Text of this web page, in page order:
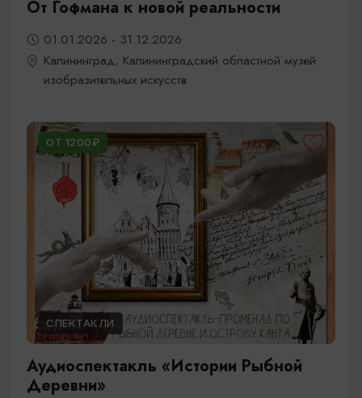
От Гофмана к новой реальности
01.01.2026 - 31.12.2026
Калининград, Калининградский областной музей
изобразительных искусств
ОТ 1200₽
СПЕКТАКЛИ
Аудиоспектакль «Истории Рыбной
Деревни»